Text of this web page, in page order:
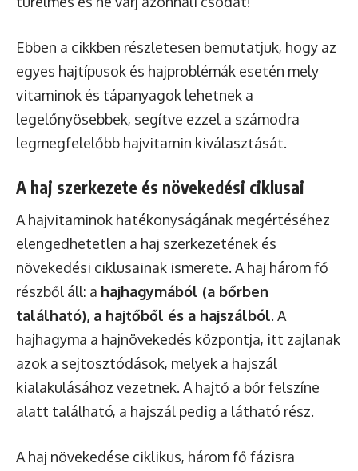
Ebben a cikkben részletesen bemutatjuk, hogy az
egyes hajtípusok és hajproblémák esetén mely
vitaminok és tápanyagok lehetnek a
legelőnyösebbek, segítve ezzel a számodra
legmegfelelőbb hajvitamin kiválasztását.
A haj szerkezete és növekedési ciklusai
A hajvitaminok hatékonyságának megértéséhez
elengedhetetlen a haj szerkezetének és
növekedési ciklusainak ismerete. A haj három fő
részből áll: a hajhagymából (a bőrben
található), a hajtőből és a hajszálból. A
hajhagyma a hajnövekedés központja, itt zajlanak
azok a sejtosztódások, melyek a hajszál
kialakulásához vezetnek. A hajtő a bőr felszíne
alatt található, a hajszál pedig a látható rész.
A haj növekedése ciklikus, három fő fázisra